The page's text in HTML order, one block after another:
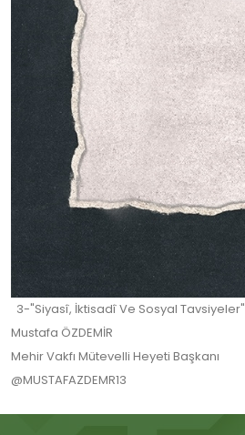
3-"Siyasî, İktisadî Ve Sosyal Tavsiyeler"
Mustafa ÖZDEMİR
Mehir Vakfı Mütevelli Heyeti Başkanı
@MUSTAFAZDEMR13